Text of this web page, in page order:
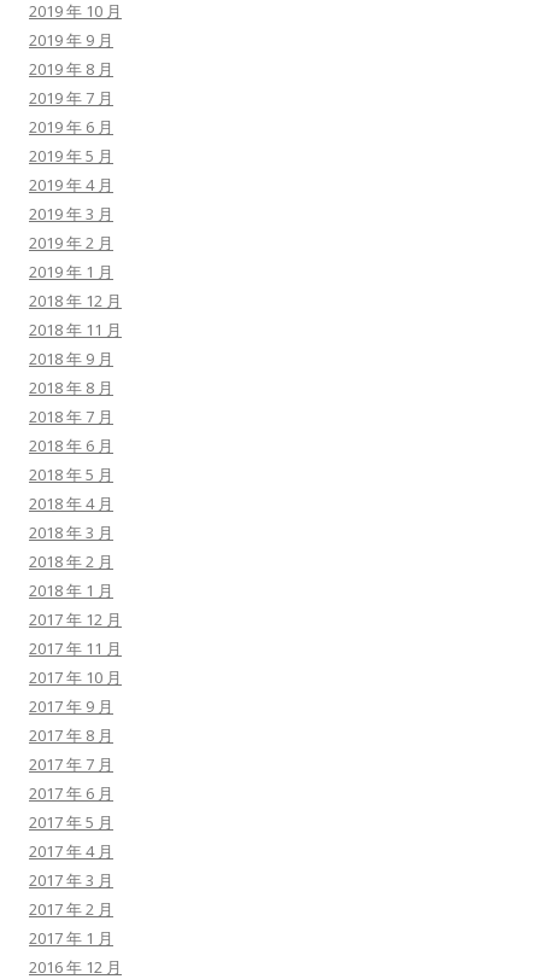
2019 年 10 月
2019 年 9 月
2019 年 8 月
2019 年 7 月
2019 年 6 月
2019 年 5 月
2019 年 4 月
2019 年 3 月
2019 年 2 月
2019 年 1 月
2018 年 12 月
2018 年 11 月
2018 年 9 月
2018 年 8 月
2018 年 7 月
2018 年 6 月
2018 年 5 月
2018 年 4 月
2018 年 3 月
2018 年 2 月
2018 年 1 月
2017 年 12 月
2017 年 11 月
2017 年 10 月
2017 年 9 月
2017 年 8 月
2017 年 7 月
2017 年 6 月
2017 年 5 月
2017 年 4 月
2017 年 3 月
2017 年 2 月
2017 年 1 月
2016 年 12 月